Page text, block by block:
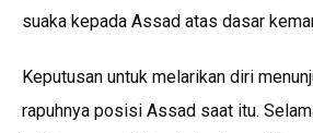
suaka kepada Assad atas dasar
Keputusan untuk melarikan diri
rapuhnya posisi Assad saat itu.